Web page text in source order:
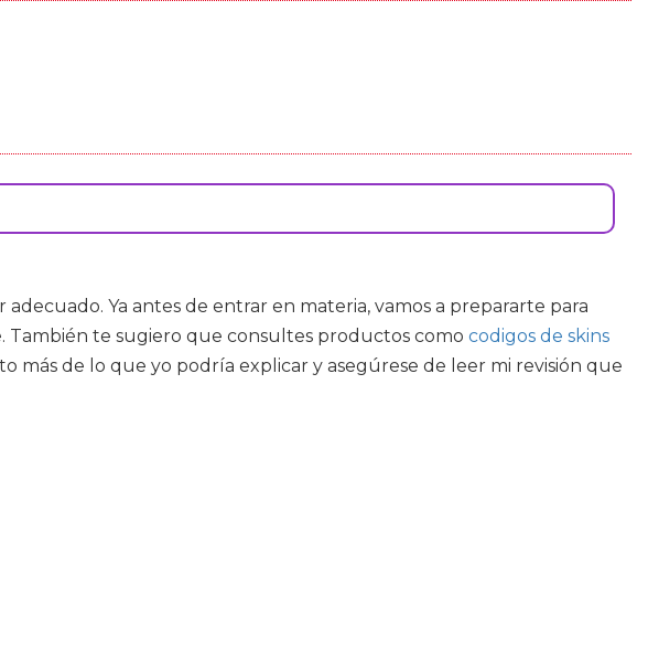
adecuado. Ya antes de entrar en materia, vamos a prepararte para
También te sugiero que consultes productos como codigos de skins
más de lo que yo podría explicar y asegúrese de leer mi revisión que